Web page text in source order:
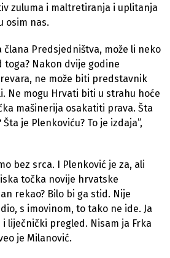
zuluma i maltretiranja i uplitanja
osim nas.
člana Predsjedništva, može li neko
toga? Nakon dvije godine
ne može biti predstavnik
Ne mogu Hrvati biti u strahu hoće
mašinerija osakatiti prava. Šta
je Plenkoviću? To je izdaja”,
bez srca. I Plenković je za, ali
točka novije hrvatske
rekao? Bilo bi ga stid. Nije
s imovinom, to tako ne ide. Ja
i liječnički pregled. Nisam ja Frka
je Milanović.